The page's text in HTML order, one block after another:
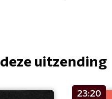
uitzending
23:20